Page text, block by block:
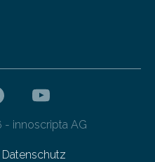
innoscripta AG
Datenschutz